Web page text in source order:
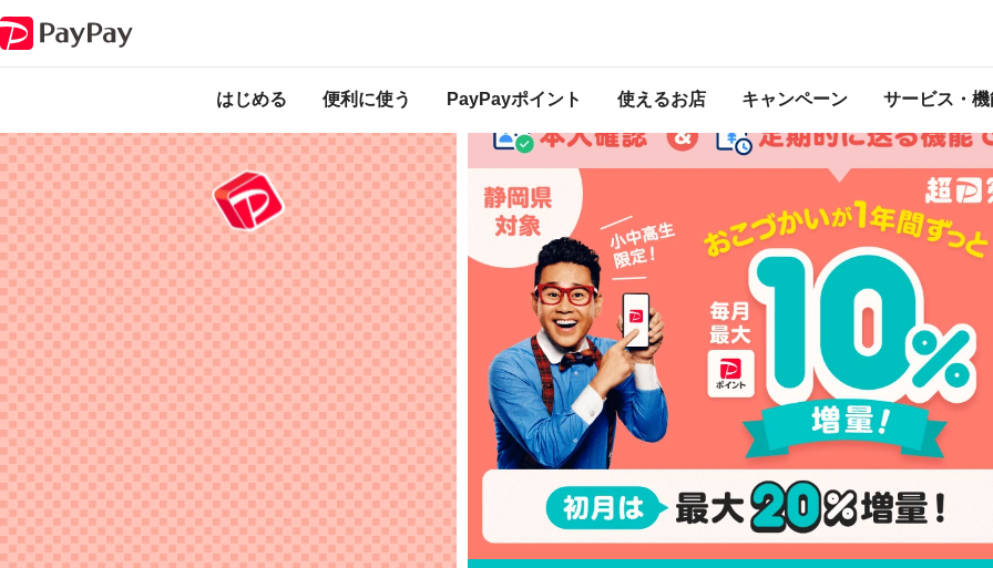
はじめる 便利に使う PayPayポイント 使えるお店 キャンペーン サービス・
ーン終了時点のものになります。開催中のキャンペーン一覧はこちら。